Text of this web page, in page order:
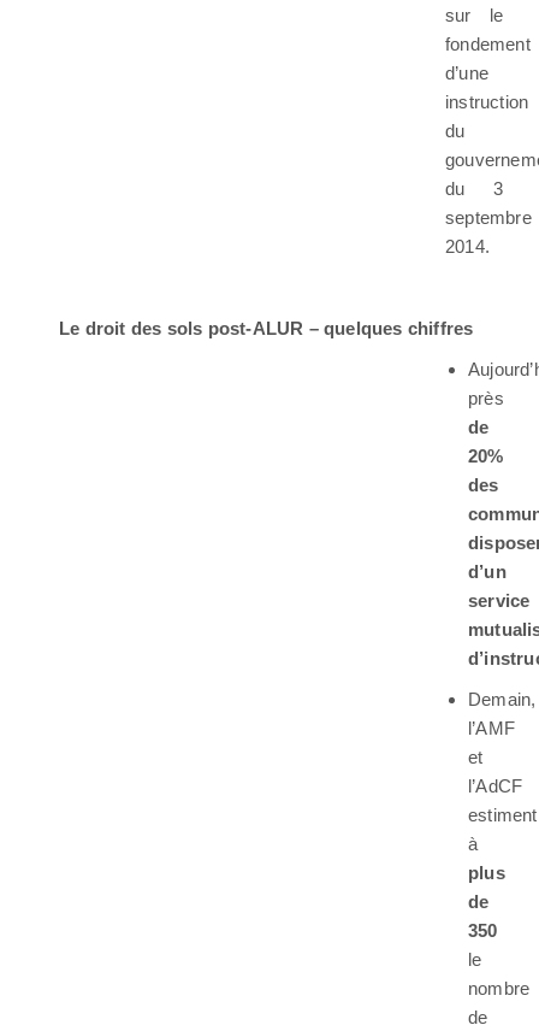
sur le
fondement
d’une
instruction
du
du 3
septembre
2014.
Le droit des sols post-ALUR – quelques chiffres
près
de
20%
des
d’un
service
Demain,
l’AMF
et
l’AdCF
estiment
à
plus
de
350
le
nombre
de